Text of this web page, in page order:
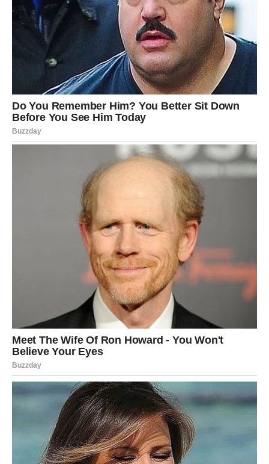
jeste osećaj sigurnosti koji dolazi zajedno sa ovim
promenama.
Pred njima je vreme u kojem će ponovo imati razlog za
RIBE – VELIKA ČUDA STIŽU
ONDA KADA SU SKORO
IZGUBILE NADU
Ribe su znak koji najviše veruje srcu, ali su upravo zbog
toga često prolazile kroz razočaranja. Davale su emocije
iskreno i bez zadrške, a zauzvrat nisu uvek dobijale ono
što zaslužuju.
Ali karma nikada ne zaboravlja.
Pred Ribama je period neverovatne energije i sudbinskih
promena. Sve ono što su priželjkivale sada počinje